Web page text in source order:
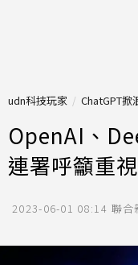
udn科技玩家 ChatGPT掀
OpenAI、
連署呼籲重
2023-06-01 08:14 聯合